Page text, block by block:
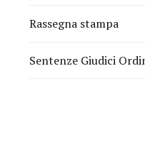
Rassegna stampa
Sentenze Giudici